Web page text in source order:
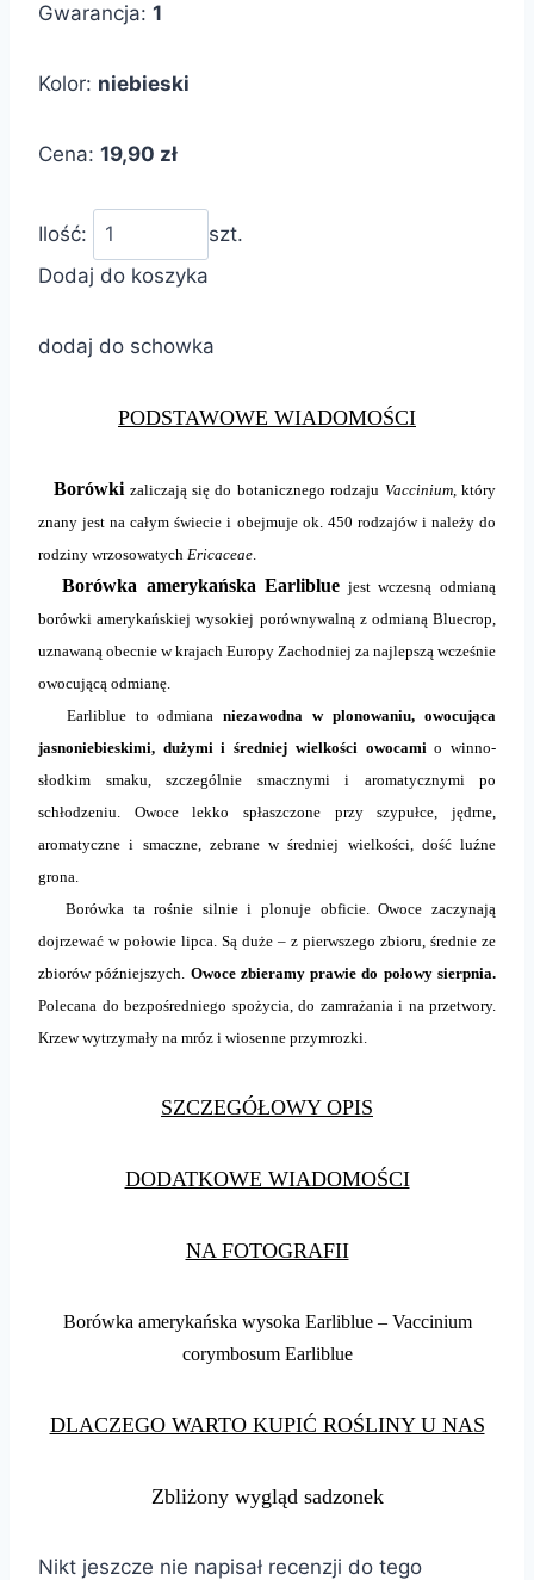
Gwarancja: 1
Kolor: niebieski
Cena: 19,90 zł
Ilość:
szt.
Dodaj do koszyka
dodaj do schowka
PODSTAWOWE WIADOMOŚCI
Borówki zaliczają się do botanicznego rodzaju Vaccinium, który
znany jest na całym świecie i obejmuje ok. 450 rodzajów i należy do
rodziny wrzosowatych Ericaceae
Borówka amerykańska Earliblue jest wczesną odmianą
borówki amerykańskiej wysokiej porównywalną z odmianą Bluecrop,
uznawaną obecnie w krajach Europy Zachodniej za najlepszą wcześnie
owocującą odmianę.
Earliblue to odmiananiezawodna w plonowaniu, owocująca
jasnoniebieskimi, dużymi i średniej wielkości owocami o winno-
słodkim smaku, szczególnie smacznymi i aromatycznymi po
schłodzeniu. Owoce lekko spłaszczone przy szypułce, jędrne,
aromatyczne i smaczne, zebrane w średniej wielkości, dość luźne
grona.
Borówka ta rośnie silnie i plonuje obficie. Owoce zaczynają
dojrzewać w połowie lipca. Są duże – z pierwszego zbioru, średnie ze
zbiorów późniejszych. Owoce zbieramy prawie do połowy sierpnia.
Polecana do bezpośredniego spożycia, do zamrażania i na przetwory.
Krzew wytrzymały na mróz i wiosenne przymrozki.
SZCZEGÓŁOWY OPIS
DODATKOWE WIADOMOŚCI
NA FOTOGRAFII
Borówka amerykańska wysoka Earliblue – Vaccinium
corymbosum Earliblue
DLACZEGO WARTO KUPIĆ ROŚLINY U NAS
Zbliżony wygląd sadzonek
Nikt jeszcze nie napisał recenzji do tego